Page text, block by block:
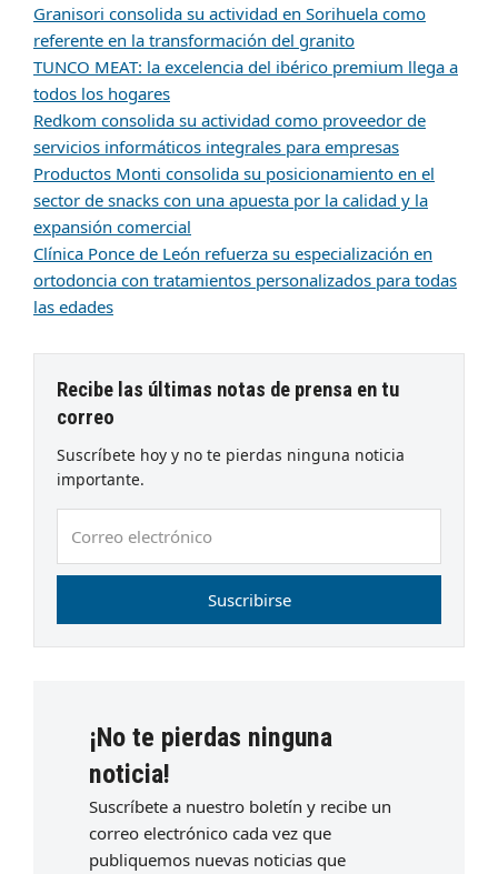
Granisori consolida su actividad en Sorihuela como
referente en la transformación del granito
TUNCO MEAT: la excelencia del ibérico premium llega a
todos los hogares
Redkom consolida su actividad como proveedor de
servicios informáticos integrales para empresas
Productos Monti consolida su posicionamiento en el
sector de snacks con una apuesta por la calidad y la
expansión comercial
Clínica Ponce de León refuerza su especialización en
ortodoncia con tratamientos personalizados para todas
las edades
Recibe las últimas notas de prensa en tu
correo
Suscríbete hoy y no te pierdas ninguna noticia
importante.
electrónico
Suscribirse
¡No te pierdas ninguna
noticia!
Suscríbete a nuestro boletín y recibe un
correo electrónico cada vez que
publiquemos nuevas noticias que